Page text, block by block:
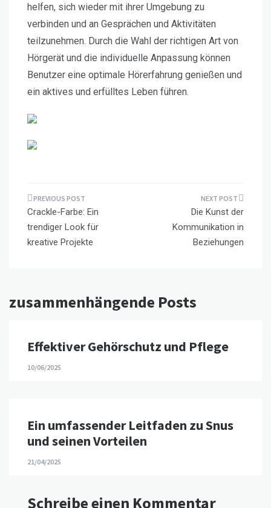
helfen, sich wieder mit ihrer Umgebung zu
verbinden und an Gesprächen und Aktivitäten
teilzunehmen. Durch die Wahl der richtigen Art von
Hörgerät und die individuelle Anpassung können
Benutzer eine optimale Hörerfahrung genießen und
ein aktives und erfülltes Leben führen.
Beitragsnavigation
Crackle-Farbe: Ein
trendiger Look für
kreative Projekte
Die Kunst der
Kommunikation in
Beziehungen
zusammenhängende Posts
Effektiver Gehörschutz und Pflege
10/06/2025
Ein umfassender Leitfaden zu Snus
und seinen Vorteilen
21/04/2025
Schreibe einen Kommentar